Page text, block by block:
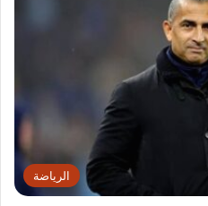
الرياضة